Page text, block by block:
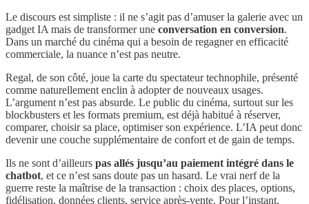
Le discours est simpliste : il ne s’agit pas d’amuser la galerie avec un
gadget IA mais de transformer une conversation en conversion.
Dans un marché du cinéma qui a besoin de regagner en efficacité
commerciale, la nuance n’est pas neutre.
Regal, de son côté, joue la carte du spectateur technophile, présenté
comme naturellement enclin à adopter de nouveaux usages.
L’argument n’est pas absurde. Le public du cinéma, surtout sur les
blockbusters et les formats premium, est déjà habitué à réserver,
comparer, choisir sa place, optimiser son expérience. L’IA peut donc
devenir une couche supplémentaire de confort et de gain de temps.
Ils ne sont d’ailleurs pas allés jusqu’au paiement intégré dans le
chatbot, et ce n’est sans doute pas un hasard. Le vrai nerf de la
guerre reste la maîtrise de la transaction : choix des places, options,
fidélisation, données clients, service après-vente. Pour l’instant,